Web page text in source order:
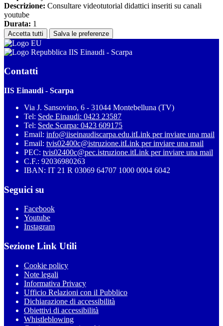
Descrizione: Consultare videotutorial didattici inseriti su canali
youtube
Durata: 1
Accetta tutti Salva le preferenze
IIS Einaudi - Scarpa
Contatti
IIS Einaudi - Scarpa
Via J. Sansovino, 6 - 31044 Montebelluna (TV)
Tel: Sede Einaudi: 0423 23587
Tel: Sede Scarpa: 0423 609175
Email: info@iiseinaudiscarpa.edu.itLink per inviare una mail
Email: tvis02400c@istruzione.itLink per inviare una mail
PEC: tvis02400c@pec.istruzione.itLink per inviare una mail
C.F.: 92036980263
IBAN: IT 21 R 03069 64707 1000 0004 6042
Seguici su
Facebook
Youtube
Instagram
Sezione Link Utili
Cookie policy
Note legali
Informativa Privacy
Ufficio Relazioni con il Pubblico
Dichiarazione di accessibilità
Obiettivi di accessibilità
Whistleblowing